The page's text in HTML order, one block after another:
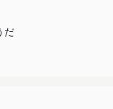
だ